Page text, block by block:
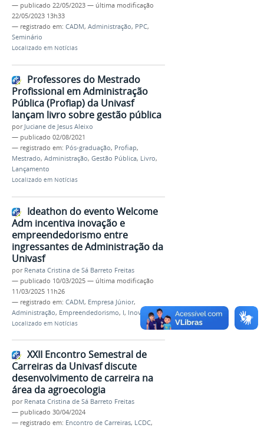
— publicado 22/05/2023 — última modificação
22/05/2023 13h33
— registrado em: CADM, Administração, PPC,
Seminário
Localizado em Notícias
Professores do Mestrado
Profissional em Administração
Pública (Profiap) da Univasf
lançam livro sobre gestão pública
por Juciane de Jesus Aleixo
— publicado 02/08/2021
— registrado em: Pós-graduação, Profiap,
Mestrado, Administração, Gestão Pública, Livro,
Lançamento
Localizado em Notícias
Ideathon do evento Welcome
Adm incentiva inovação e
empreendedorismo entre
ingressantes de Administração da
Univasf
por Renata Cristina de Sá Barreto Freitas
— publicado 10/03/2025 — última modificação
11/03/2025 11h26
— registrado em: CADM, Empresa Júnior,
Administração, Empreendedorismo, I, Inovação
Localizado em Notícias
XXII Encontro Semestral de
Carreiras da Univasf discute
desenvolvimento de carreira na
área da agroecologia
por Renata Cristina de Sá Barreto Freitas
— publicado 30/04/2024
— registrado em: Encontro de Carreiras, LCDC,